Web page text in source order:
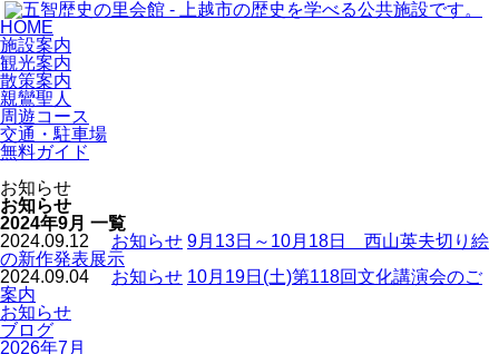
HOME
施設案内
観光案内
散策案内
親鸞聖人
周遊コース
交通・駐車場
無料ガイド
お知らせ
お知らせ
2024年9月 一覧
2024.09.12
お知らせ 9月13日～10月18日 西山英夫切り絵
の新作発表展示
2024.09.04
お知らせ 10月19日(土)第118回文化講演会のご
案内
お知らせ
ブログ
2026年7月